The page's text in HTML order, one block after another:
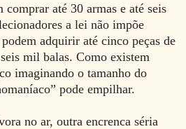
comprar até 30 armas e até seis
a lei não impõe
adquirir até cinco peças de
mil balas. Como existem
imaginando o tamanho do
pode empilhar.
no ar, outra encrenca séria